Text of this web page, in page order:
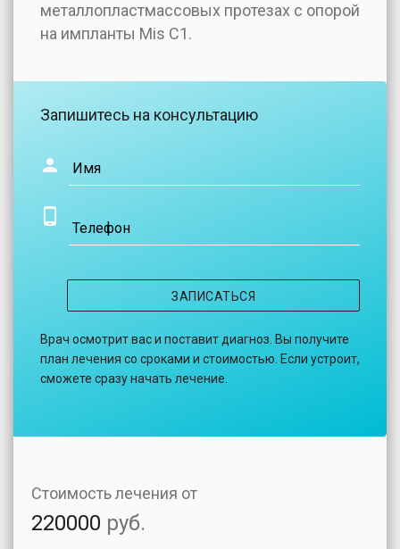
металлопластмассовых протезах с опорой
на импланты Mis C1.
Запишитесь на консультацию
Имя
Телефон
ЗАПИСАТЬСЯ
Врач осмотрит вас и поставит диагноз. Вы получите
план лечения со сроками и стоимостью. Если устроит,
сможете сразу начать лечение.
Стоимость лечения от
220000 руб.